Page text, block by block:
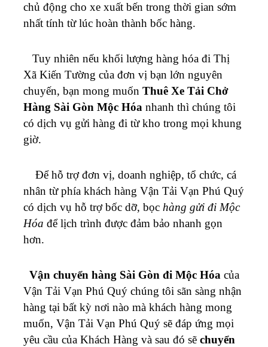
chủ động cho xe xuất bến trong thời gian sớm
nhất tính từ lúc hoàn thành bốc hàng.
Tuy nhiên nếu khối lượng hàng hóa đi Thị
Xã Kiến Tường của đơn vị bạn lớn nguyên
chuyến, bạn mong muốn Thuê Xe Tải Chở
Hàng Sài Gòn Mộc Hóa nhanh thì chúng tôi
có dịch vụ gửi hàng đi từ kho trong mọi khung
giờ.
Để hỗ trợ đơn vị, doanh nghiệp, tổ chức, cá
nhân từ phía khách hàng Vận Tải Vạn Phú Quý
có dịch vụ hỗ trợ bốc dỡ, bọc hàng gửi đi Mộc
Hóa để lịch trình được đảm bảo nhanh gọn
hơn.
Vận chuyển hàng Sài Gòn đi Mộc Hóa của
Vận Tải Vạn Phú Quý chúng tôi sãn sàng nhận
hàng tại bất kỳ nơi nào mà khách hàng mong
muốn, Vận Tải Vạn Phú Quý sẽ đáp ứng mọi
yêu cầu của Khách Hàng và sau đó sẽ chuyển